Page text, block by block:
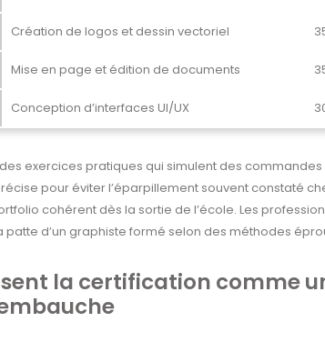
Création de logos et dessin vectoriel
Mise en page et édition de documents
Conception d’interfaces UI/UX
exercices pratiques qui simulent des
pour éviter l’éparpillement souvent constaté
cohérent dès la sortie de l’école. Les
d’un graphiste formé selon des méthodes
la certification comme